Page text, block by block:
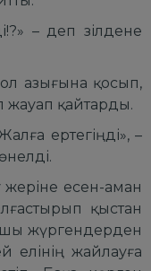
– деп зілдене
азығына қосып,
жауап қайтарды.
ертегіңді», –
жеріне есен-аман
қыстан
жүргендерден
елінің жайлауға